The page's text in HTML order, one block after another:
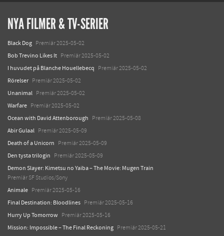
NYA FILMER & TV-SERIER
Black Dog Premiär 2025-05-02
Bob Trevino Likes It Premiär 2025-05-02
I huvudet på Blanche Houellebecq Premiär 2025-05-02
Rörelser Premiär 2025-05-02
Unanimal Premiär 2025-05-02
Warfare Premiär 2025-05-02
Ocean with David Attenborough Premiär 2025-05-08
Abir Gulaal Premiär 2025-05-09
Death of a Unicorn Premiär 2025-05-09
Den tysta trilogin Premiär 2025-05-09
Demon Slayer: Kimetsu no Yaiba – The Movie: Mugen Train
Premiär SF Studios/Sony
Animale Premiär 2025-05-16
Final Destination: Bloodlines Premiär 2025-05-16
Hurry Up Tomorrow Premiär 2025-05-16
Mission: Impossible – The Final Reckoning Premiär 2025-05-21